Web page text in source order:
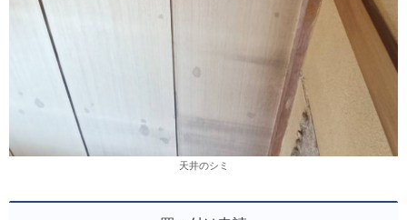
天井のシミ